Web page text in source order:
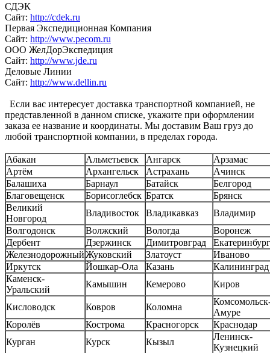
СДЭК
Сайт: http://cdek.ru
Первая Экспедиционная Компания
Сайт: http://www.pecom.ru
ООО ЖелДорЭкспедиция
Сайт: http://www.jde.ru
Деловые Линии
Сайт: http://www.dellin.ru
Если вас интересует доставка транспортной компанией, не
представленной в данном списке, укажите при оформлении
заказа ее название и координаты. Мы доставим Ваш груз до
любой транспортной компании, в пределах города.
Абакан Альметьевск Ангарск
Арзамас
Артём
Архангельск Астрахань
Ачинск
Балашиха
Барнаул Батайск
Белгород
Благовещенск
Борисоглебск Братск
Брянск
Великий
Новгород
Владивосток Владикавказ
Владимир
Волгодонск
Волжский Вологда
Воронеж
Дербент
Дзержинск Димитровград
Екатеринбург
ЖелезнодорожныйЖуковский Златоуст
Иваново
Иркутск
Йошкар-Ола Казань
Калининград
Каменск-
Уральский
Камышин Кемерово Киров
Кисловодск Ковров Коломна
Амуре
Королёв
Кострома Красногорск
Краснодар
Курган
Курск Кызыл
Ленинск-
Кузнецкий